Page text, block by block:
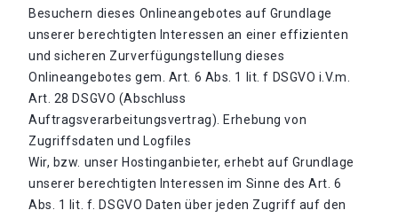
Besuchern dieses Onlineangebotes auf Grundlage
unserer berechtigten Interessen an einer effizienten
und sicheren Zurverfügungstellung dieses
Onlineangebotes gem. Art. 6 Abs. 1 lit. f DSGVO i.V.m.
Art. 28 DSGVO (Abschluss
Auftragsverarbeitungsvertrag). Erhebung von
Zugriffsdaten und Logfiles
Wir, bzw. unser Hostinganbieter, erhebt auf Grundlage
unserer berechtigten Interessen im Sinne des Art. 6
Abs. 1 lit. f. DSGVO Daten über jeden Zugriff auf den